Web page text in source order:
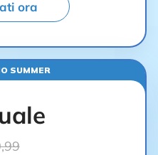
ora
SUMMER